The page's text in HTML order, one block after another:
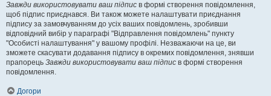
Завжди використовувати ваш підпис в формі створення повідомлення,
щоб підпис приєднався. Ви також можете налаштувати приєднання
підпису за замовчуванням до усіх ваших повідомлень, зробивши
відповідний вибір у параграфі "Відправлення повідомлень" пункту
"Особисті налаштування" у вашому профілі. Незважаючи на це, ви
зможете скасувати додавання підпису в окремих повідомлення, знявши
прапорець Завжди використовувати ваш підпис в формі створення
повідомлення.
Догори